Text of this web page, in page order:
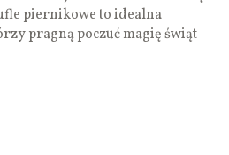
piernikowe to idealna
pragną poczuć magię świąt